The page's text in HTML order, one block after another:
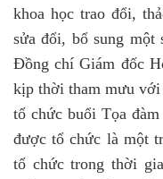
khoa học trao đổi,
sửa đổi, bổ sung một
Đồng chí Giám đốc
kịp thời tham mưu
tổ chức buổi Tọa đàm
được tổ chức là một
tổ chức trong thời